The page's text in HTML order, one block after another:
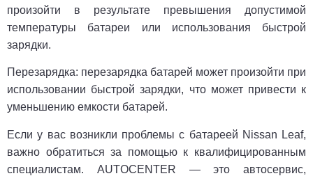
произойти в результате превышения допустимой
температуры батареи или использования быстрой
зарядки.
Перезарядка: перезарядка батарей может произойти при
использовании быстрой зарядки, что может привести к
уменьшению емкости батарей.
Если у вас возникли проблемы с батареей Nissan Leaf,
важно обратиться за помощью к квалифицированным
специалистам. AUTOCENTER — это автосервис,